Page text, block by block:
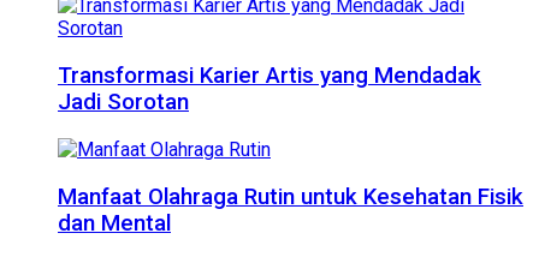
Transformasi Karier Artis yang Mendadak
Jadi Sorotan
Manfaat Olahraga Rutin untuk Kesehatan Fisik
dan Mental